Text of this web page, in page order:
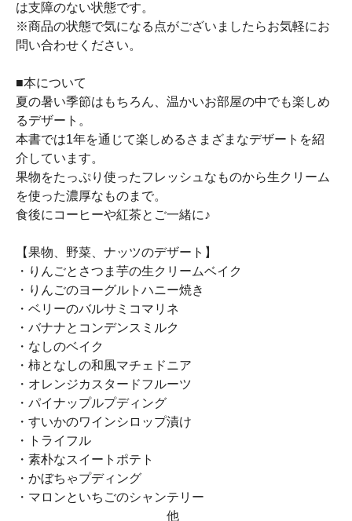
は支障のない状態です。
※商品の状態で気になる点がございましたらお気軽にお
問い合わせください。
■本について
夏の暑い季節はもちろん、温かいお部屋の中でも楽しめ
るデザート。
本書では1年を通じて楽しめるさまざまなデザートを紹
介しています。
果物をたっぷり使ったフレッシュなものから生クリーム
を使った濃厚なものまで。
食後にコーヒーや紅茶とご一緒に♪
【果物、野菜、ナッツのデザート】
・りんごとさつま芋の生クリームベイク
・りんごのヨーグルトハニー焼き
・ベリーのバルサミコマリネ
・バナナとコンデンスミルク
・なしのベイク
・柿となしの和風マチェドニア
・オレンジカスタードフルーツ
・パイナップルプディング
・すいかのワインシロップ漬け
・トライフル
・素朴なスイートポテト
・かぼちゃプディング
・マロンといちごのシャンテリー
他